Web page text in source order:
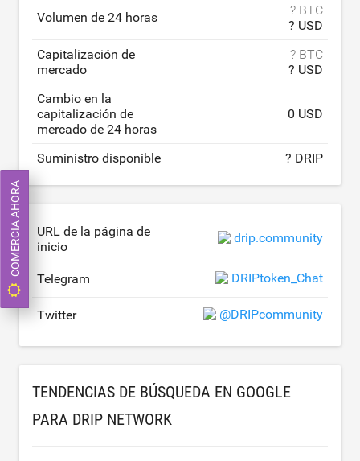
Volumen de 24 horas
? BTC
? USD
Capitalización de
mercado
? BTC
? USD
Cambio en la
capitalización de
mercado de 24 horas
0 USD
Suministro disponible ? DRIP
URL de la página de
inicio
drip.community
Telegram DRIPtoken_Chat
Twitter @DRIPcommunity
TENDENCIAS DE BÚSQUEDA EN GOOGLE
PARA DRIP NETWORK
COMERCIA AHORA